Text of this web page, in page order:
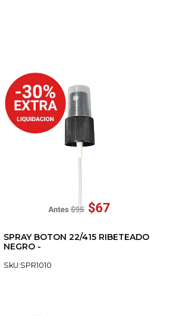
SPRAY BOTON 22/415 RIBETEADO
NEGRO -
SkU:SPR1010